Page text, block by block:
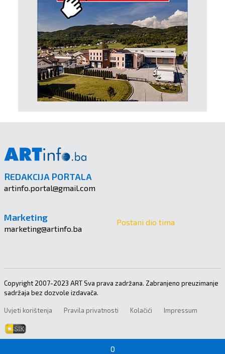
0
REDAKCIJA PORTALA
artinfo.portal@gmail.com
Marketing
marketing@artinfo.ba
Postani dio tima
Copyright 2007-2023 ART Sva prava zadržana. Zabranjeno preuzimanje
sadržaja bez dozvole izdavača.
Uvjeti korištenja Pravila privatnosti Kolačići Impressum